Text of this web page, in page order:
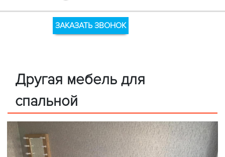
ЗАКАЗАТЬ ЗВОНОК
Другая мебель для
спальной